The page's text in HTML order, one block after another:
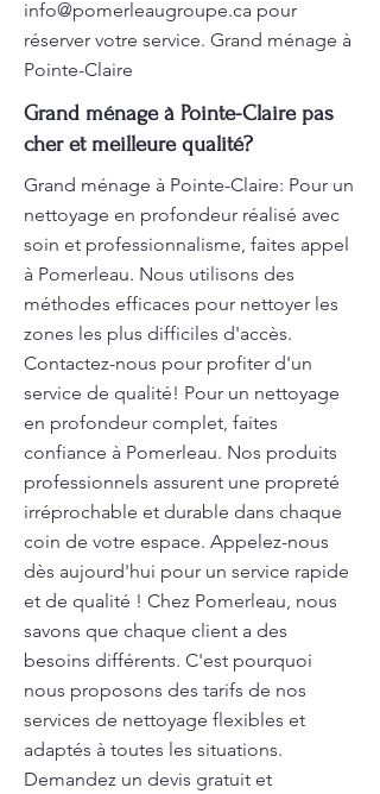
info@pomerleaugroupe.ca pour
réserver votre service. Grand ménage à
Pointe-Claire
Grand ménage à Pointe-Claire pas
cher et meilleure qualité?
Grand ménage à Pointe-Claire: Pour un
nettoyage en profondeur réalisé avec
soin et professionnalisme, faites appel
à Pomerleau. Nous utilisons des
méthodes efficaces pour nettoyer les
zones les plus difficiles d'accès.
Contactez-nous pour profiter d'un
service de qualité! Pour un nettoyage
en profondeur complet, faites
confiance à Pomerleau. Nos produits
professionnels assurent une propreté
irréprochable et durable dans chaque
coin de votre espace. Appelez-nous
dès aujourd'hui pour un service rapide
et de qualité ! Chez Pomerleau, nous
savons que chaque client a des
besoins différents. C'est pourquoi
nous proposons des tarifs de nos
services de nettoyage flexibles et
adaptés à toutes les situations.
Demandez un devis gratuit et